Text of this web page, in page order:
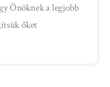
Önöknek a legjobb
őket